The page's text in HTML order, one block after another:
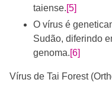
taiense.[5]
O vírus é
Sudão, diferindo
genoma.[6]
Vírus de Tai Forest